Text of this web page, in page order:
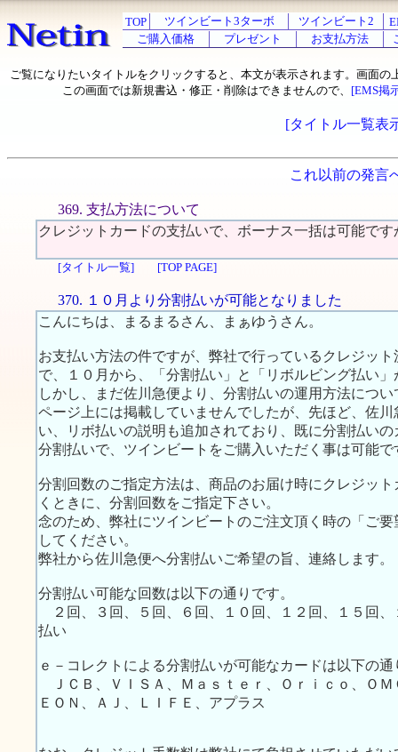
TOP ツインビート3ターボ ツインビート2
ご購入価格
プレゼント お支払方法
ご覧になりたいタイトルをクリックすると、本文が表示されます。画面の
この画面では新規書込・修正・削除はできませんので、 [EMS掲
[タイトル一覧表
これ以前の発言
369. 支払方法について
クレジットカードの支払いで、ボーナス一括は可能です
[タイトル一覧] [TOP PAGE]
370. １０月より分割払いが可能となりました
こんにちは、まるまるさん、まぁゆうさん。
お支払い方法の件ですが、弊社で行っているクレジッ
で、１０月から、「分割払い」と「リボルビング払い
しかし、まだ佐川急便より、分割払いの運用方法につ
ページ上には掲載していませんでしたが、先ほど、佐
い、リボ払いの説明も追加されており、既に分割払い
分割払いで、ツインビートをご購入いただく事は可能で
分割回数のご指定方法は、商品のお届け時にクレジッ
くときに、分割回数をご指定下さい。
念のため、弊社にツインビートのご注文頂く時の「ご
してください。
弊社から佐川急便へ分割払いご希望の旨、連絡します。
分割払い可能な回数は以下の通りです。
２回、３回、５回、６回、１０回、１２回、１５回
払い
ｅ－コレクトによる分割払いが可能なカードは以下の通
ＪＣＢ、ＶＩＳＡ、Ｍａｓｔｅｒ、Ｏｒｉｃｏ、Ｏ
ＥＯＮ、ＡＪ、ＬＩＦＥ、アプラス